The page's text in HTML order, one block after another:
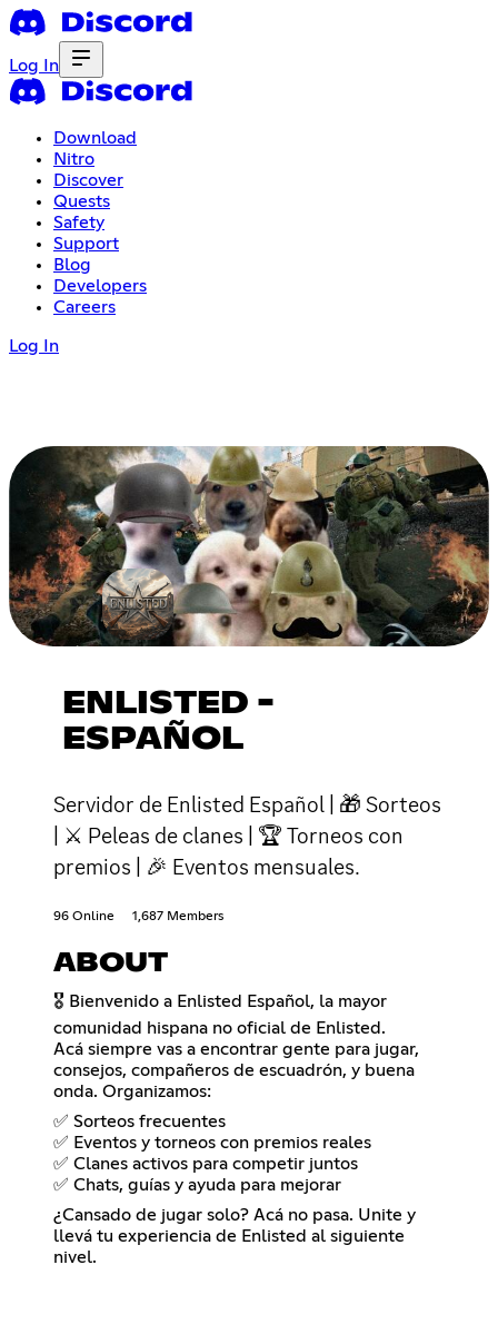
Log In
Download
Nitro
Discover
Quests
Safety
Support
Blog
Developers
Careers
Log In
ENLISTED -
ESPAÑOL
Servidor de Enlisted Español | 🎁 Sorteos
| ⚔ Peleas de clanes | 🏆 Torneos con
premios | 🎉 Eventos mensuales.
96 Online 1,687 Members
ABOUT
🎖️ Bienvenido a Enlisted Español, la mayor
comunidad hispana no oficial de Enlisted.
Acá siempre vas a encontrar gente para jugar,
consejos, compañeros de escuadrón, y buena
onda. Organizamos:
✅ Sorteos frecuentes
✅ Eventos y torneos con premios reales
✅ Clanes activos para competir juntos
✅ Chats, guías y ayuda para mejorar
¿Cansado de jugar solo? Acá no pasa. Unite y
llevá tu experiencia de Enlisted al siguiente
nivel.